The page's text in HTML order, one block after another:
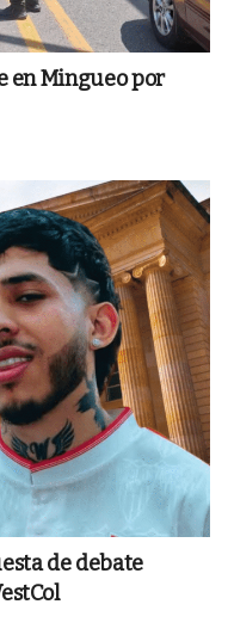
en Mingueo por
de debate